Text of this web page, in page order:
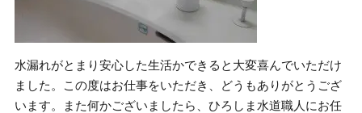
水漏れがとまり安心した生活かできると大変喜んでいただけ
ました。この度はお仕事をいただき、どうもありがとうござ
います。また何かございましたら、ひろしま水道職人にお任